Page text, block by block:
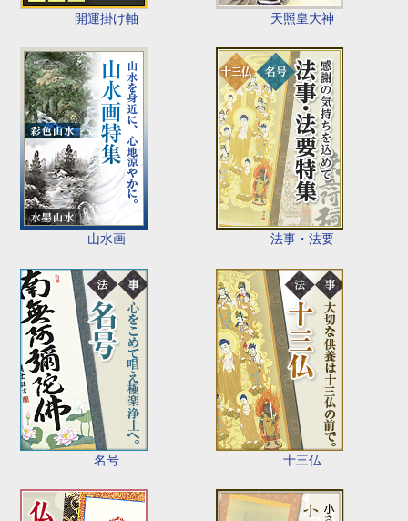
開運掛け軸 天照皇大神
山水画 法事・法要
名号 十三仏